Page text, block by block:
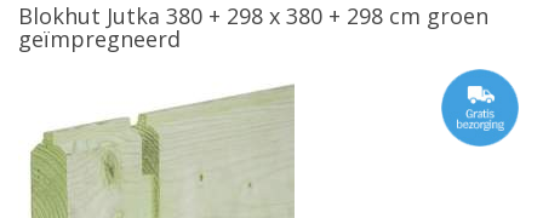
Blokhut Jutka 380 + 298 x 380 + 298 cm groen
geïmpregneerd